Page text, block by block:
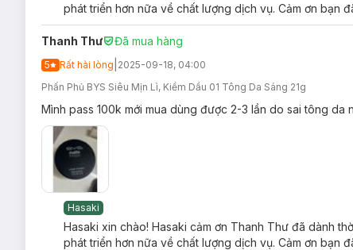
phát triển hơn nữa về chất lượng dịch vụ. Cảm ơn bạn
Thanh Thư Đã mua hàng
5 Rất hài lòng 2025-09-18, 04:00
Phấn Phủ BYS Siêu Mịn Lì, Kiềm Dầu 01 Tông Da Sáng 21g
Mình pass 100k mới mua dùng được 2-3 lần do sai tông da
Hasaki
Hasaki xin chào! Hasaki cảm ơn Thanh Thư đã dành
phát triển hơn nữa về chất lượng dịch vụ. Cảm ơn bạn